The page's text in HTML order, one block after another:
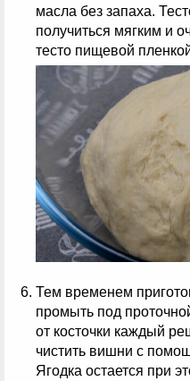
масла без запаха.
получиться мягким и
тесто пищевой
Тем временем
промыть под
от косточки каждый
чистить вишни с
Ягодка остается при